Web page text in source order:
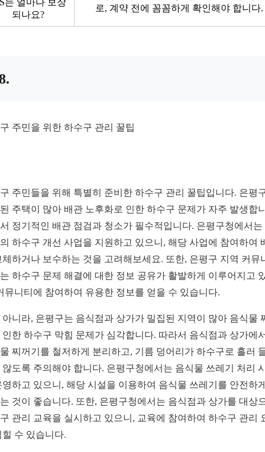
는 얼마나 보장
되나요?
로, 계약 전에 꼼꼼하게 확인해야 합니다.
주민을 위한 하수구 관리 꿀팁
주민들을 위해 특별히 준비한 하수구 관리 꿀팁입니다. 은평
주택이 많아 배관 노후화로 인한 하수구 문제가 자주 발생합
정기적인 배관 점검과 청소가 필수적입니다. 은평구청에서는
하수구 개선 사업을 지원하고 있으니, 해당 사업에 참여하여
체하거나 보수하는 것을 고려해보세요. 또한, 은평구 지역 커뮤
하수구 문제 해결에 대한 정보 공유가 활발하게 이루어지고
뮤니티에 참여하여 유용한 정보를 얻을 수 있습니다.
아니라, 은평구는 음식점과 상가가 밀집된 지역이 많아 음식물
인한 하수구 막힘 문제가 심각합니다. 따라서 음식점과 상가에
찌꺼기를 철저하게 분리하고, 기름 덩어리가 하수구로 흘러
않도록 주의해야 합니다. 은평구청에서는 음식물 쓰레기 처리
영하고 있으니, 해당 시설을 이용하여 음식물 쓰레기를 안전하
것이 좋습니다. 또한, 은평구청에서는 음식점과 상가를 대상
관리 교육을 실시하고 있으니, 교육에 참여하여 하수구 관리
힐 수 있습니다.